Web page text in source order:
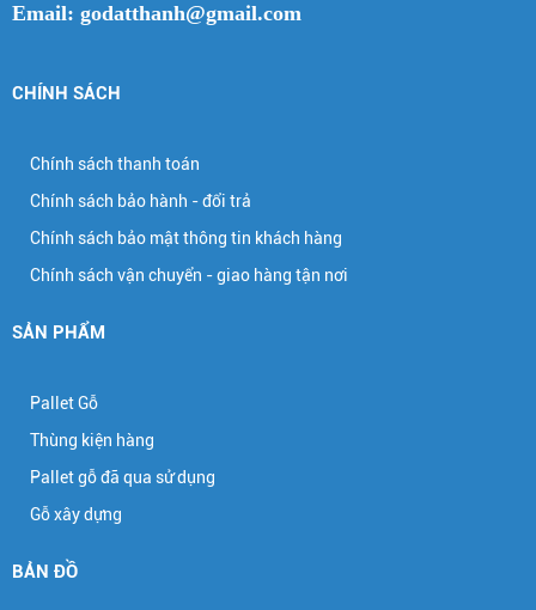
Email: godatthanh@gmail.com
CHÍNH SÁCH
Chính sách thanh toán
Chính sách bảo hành - đổi trả
Chính sách bảo mật thông tin khách hàng
Chính sách vận chuyển - giao hàng tận nơi
SẢN PHẨM
Pallet Gỗ
Thùng kiện hàng
Pallet gỗ đã qua sử dụng
Gỗ xây dựng
BẢN ĐỒ